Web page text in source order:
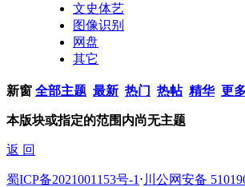
文史体艺
图像识别
网盘
其它
新窗 全部主题 最新 热门 热帖 精华 更
本版块或指定的范围内尚无主题
返 回
蜀ICP备2021001153号-1 ⋅ 川公网安备